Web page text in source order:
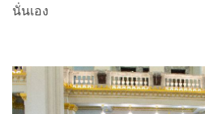
นั่นเอง